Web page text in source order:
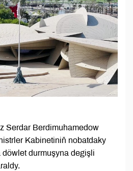
Serdar Berdimuhamedow
Kabinetiniň nobatdaky
durmuşyna degişli